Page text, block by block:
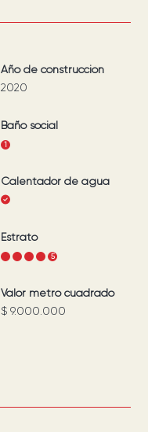
Año de construcción
2020
Baño social
1
Calentador de agua
Estrato
4 5
Valor metro cuadrado
$ 9.000.000